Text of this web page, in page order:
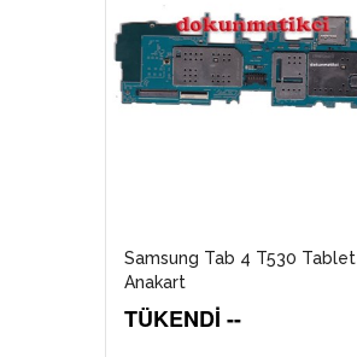
Samsung Tab 4 T530 Tablet
Anakart
TÜKENDİ --